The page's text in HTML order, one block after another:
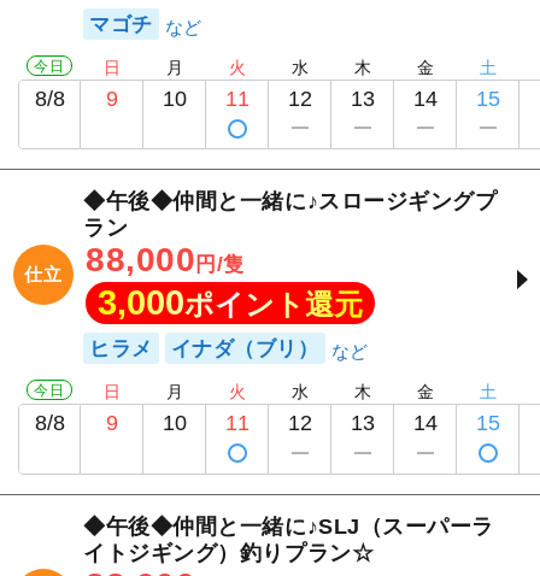
マゴチ
今日
8/8
日
9
月
10
火
11
水
12
木
13
金
14
土
15
仕立
◆午後◆仲間と一緒に♪スロージギングプ
ラン
88,000 円/隻
3,000ポイント還元
ヒラメ イナダ（ブリ）
今日
8/8
日
9
月
10
火
11
水
12
木
13
金
14
土
15
◆午後◆仲間と一緒に♪SLJ（スーパーラ
イトジギング）釣りプラン☆
久保丸